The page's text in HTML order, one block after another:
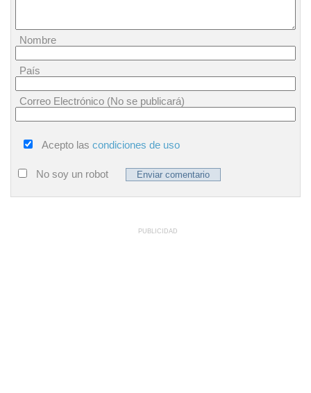
Nombre
País
Correo Electrónico (No se publicará)
Acepto las condiciones de uso
No soy un robot
PUBLICIDAD